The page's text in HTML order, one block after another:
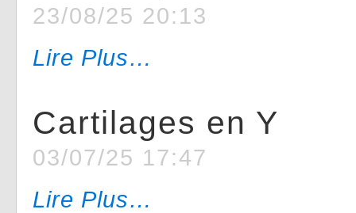
23/08/25 20:13
Lire Plus…
Cartilages en Y
03/07/25 17:47
Lire Plus…